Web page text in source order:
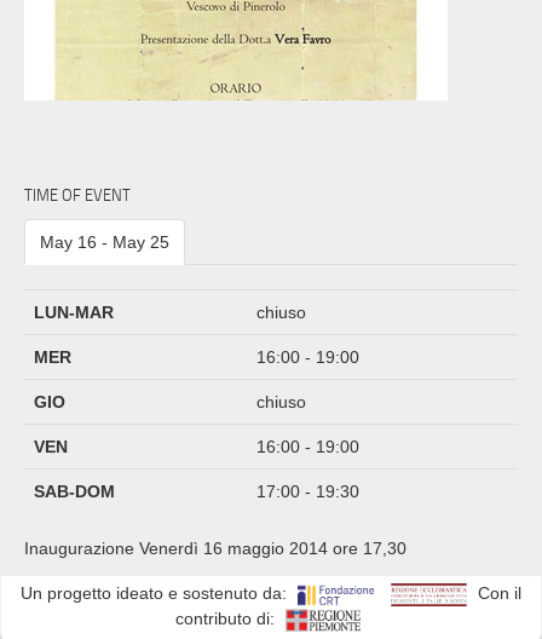
TIME OF EVENT
May 16 - May 25
LUN-MAR chiuso
MER 16:00 - 19:00
GIO chiuso
VEN 16:00 - 19:00
SAB-DOM 17:00 - 19:30
Inaugurazione Venerdì 16 maggio 2014 ore 17,30
Un progetto ideato e sostenuto da:
Con il
contributo di: